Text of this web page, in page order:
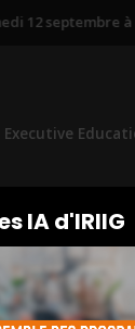
IA d'IRIIG
septembre à
Executive